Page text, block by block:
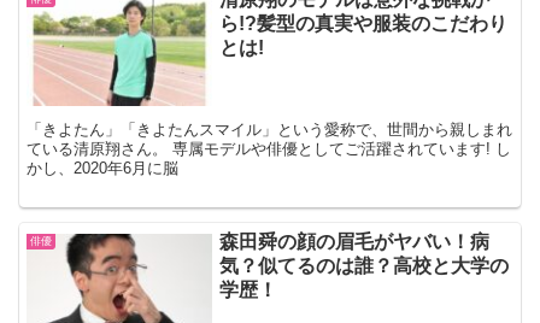
ら!?髪型の真実や服装のこだわり
とは!
「きよたん」「きよたんスマイル」という愛称で、世間から親しまれ
ている清原翔さん。 専属モデルや俳優としてご活躍されています! し
かし、2020年6月に脳
俳優
森田舜の顔の眉毛がヤバい！病
気？似てるのは誰？高校と大学の
学歴！